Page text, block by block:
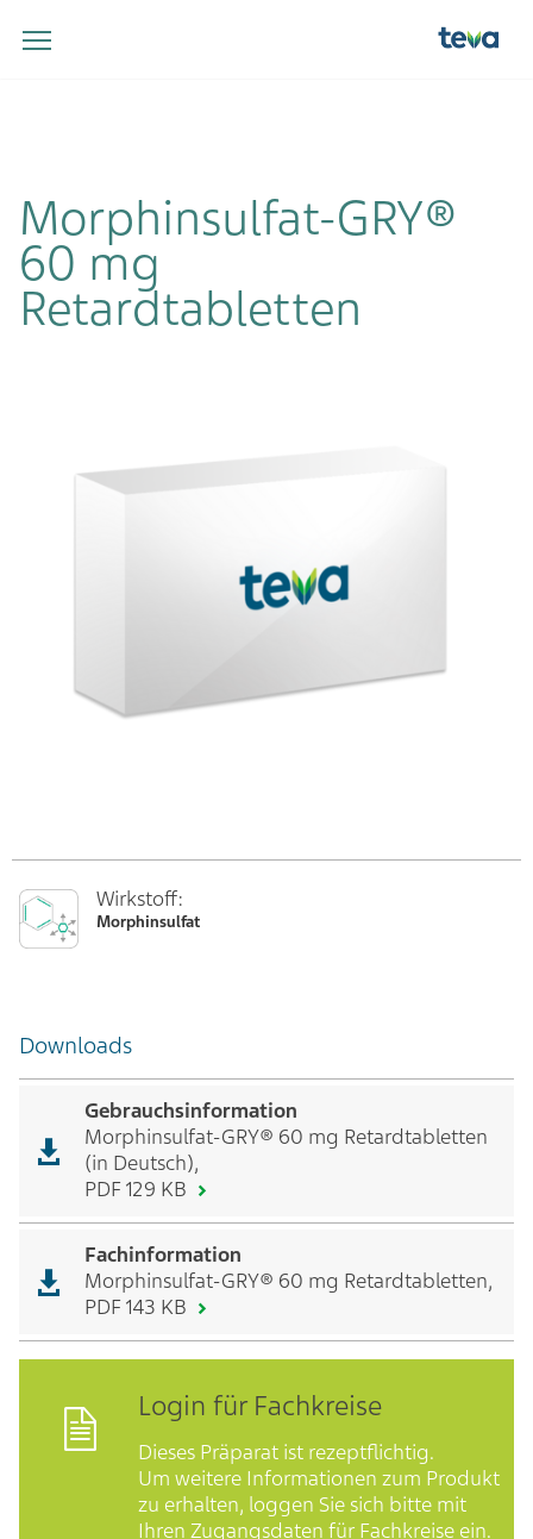
Morphinsulfat-GRY®
60 mg
Retardtabletten
Wirkstoff:
Morphinsulfat
Downloads
Gebrauchsinformation
Morphinsulfat-GRY® 60 mg Retardtabletten
(in Deutsch),
PDF 129 KB
Fachinformation
Morphinsulfat-GRY® 60 mg Retardtabletten,
PDF 143 KB
Login für Fachkreise
Dieses Präparat ist rezeptflichtig.
Um weitere Informationen zum Produkt
zu erhalten, loggen Sie sich bitte mit
Ihren Zugangsdaten für Fachkreise ein.